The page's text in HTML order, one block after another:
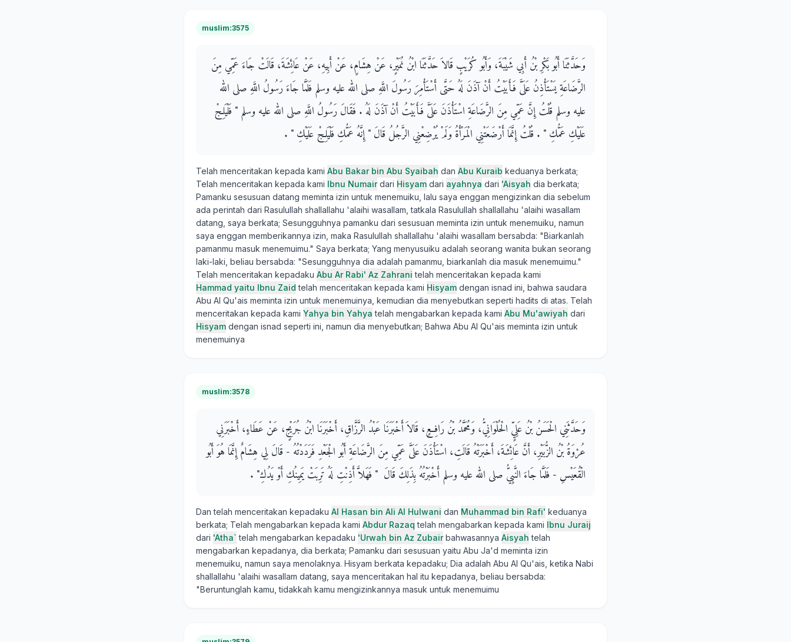
muslim:3575
وَحَدَّثَنَا أَبُو بَكْرِ بْنُ أَبِي شَيْبَةَ، وَأَبُو كُرَيْبٍ قَالاَ حَدَّثَنَا ابْنُ نُمَيْرٍ، عَنْ هِشَامٍ، عَنْ أَبِيهِ، عَنْ عَائِشَةَ، قَالَتْ جَاءَ عَمِّي مِنَ
الرَّضَاعَةِ يَسْتَأْذِنُ عَلَىَّ فَأَبَيْتُ أَنْ آذَنَ لَهُ حَتَّى أَسْتَأْمِرَ رَسُولَ اللَّهِ صلى الله عليه وسلم فَلَمَّا جَاءَ رَسُولُ اللَّهِ صلى الله
عليه وسلم قُلْتُ إِنَّ عَمِّي مِنَ الرَّضَاعَةِ اسْتَأْذَنَ عَلَىَّ فَأَبَيْتُ أَنْ آذَنَ لَهُ ‏.‏ فَقَالَ رَسُولُ اللَّهِ صلى الله عليه وسلم ‏"‏ فَلْيَلِجْ
عَلَيْكِ عَمُّكِ ‏"‏ ‏.‏ قُلْتُ إِنَّمَا أَرْضَعَتْنِي الْمَرْأَةُ وَلَمْ يُرْضِعْنِي الرَّجُلُ قَالَ ‏"‏ إِنَّهُ عَمُّكِ فَلْيَلِجْ عَلَيْكِ ‏"‏ ‏.‏
Telah menceritakan kepada kami Abu Bakar bin Abu Syaibah dan Abu Kuraib keduanya berkata;
Telah menceritakan kepada kami Ibnu Numairdari Hisyam dari ayahnya dari 'Aisyah dia berkata;
Pamanku sesusuan datang meminta izin untuk menemuiku, lalu saya enggan mengizinkan dia sebelum
ada perintah dari Rasulullah shallallahu 'alaihi wasallam, tatkala Rasulullah shallallahu 'alaihi wasallam
datang, saya berkata; Sesungguhnya pamanku dari sesusuan meminta izin untuk menemuiku, namun
saya enggan memberikannya izin, maka Rasulullah shallallahu 'alaihi wasallam bersabda: "Biarkanlah
pamanmu masuk menemuimu." Saya berkata; Yang menyusuiku adalah seorang wanita bukan seorang
laki-laki, beliau bersabda: "Sesungguhnya dia adalah pamanmu, biarkanlah dia masuk menemuimu."
Telah menceritakan kepadaku Abu Ar Rabi' Az Zahrani telah menceritakan kepada kami
Hammad yaitu Ibnu Zaid telah menceritakan kepada kami Hisyam dengan isnad ini, bahwa saudara
Abu Al Qu'ais meminta izin untuk menemuinya, kemudian dia menyebutkan seperti hadits di atas. Telah
menceritakan kepada kami Yahya bin Yahya telah mengabarkan kepada kami Abu Mu'awiyah dari
Hisyam dengan isnad seperti ini, namun dia menyebutkan; Bahwa Abu Al Qu'ais meminta izin untuk
menemuinya
muslim:3578
وَحَدَّثَنِي الْحَسَنُ بْنُ عَلِيٍّ الْحُلْوَانِيُّ، وَمُحَمَّدُ بْنُ رَافِعٍ، قَالاَ أَخْبَرَنَا عَبْدُ الرَّزَّاقِ، أَخْبَرَنَا ابْنُ جُرَيْجٍ، عَنْ عَطَاءٍ، أَخْبَرَنِي
عُرْوَةُ بْنُ الزُّبَيْرِ، أَنَّ عَائِشَةَ، أَخْبَرَتْهُ قَالَتِ، اسْتَأْذَنَ عَلَىَّ عَمِّي مِنَ الرَّضَاعَةِ أَبُو الْجَعْدِ فَرَدَدْتُهُ - قَالَ لِي هِشَامٌ إِنَّمَا هُوَ أَبُو
الْقُعَيْسِ - فَلَمَّا جَاءَ النَّبِيُّ صلى الله عليه وسلم أَخْبَرْتُهُ بِذَلِكَ قَالَ ‏ "‏ فَهَلاَّ أَذِنْتِ لَهُ تَرِبَتْ يَمِينُكِ أَوْ يَدُكِ‏"‏ ‏.‏
Dan telah menceritakan kepadaku Al Hasan bin Ali Al Hulwani dan Muhammad bin Rafi' keduanya
berkata; Telah mengabarkan kepada kami Abdur Razaq telah mengabarkan kepada kami Ibnu Juraij
dari 'Atha` telah mengabarkan kepadaku 'Urwah bin Az Zubairbahwasannya Aisyah telah
mengabarkan kepadanya, dia berkata; Pamanku dari sesusuan yaitu Abu Ja'd meminta izin
menemuiku, namun saya menolaknya. Hisyam berkata kepadaku; Dia adalah Abu Al Qu'ais, ketika Nabi
shallallahu 'alaihi wasallam datang, saya menceritakan hal itu kepadanya, beliau bersabda:
"Beruntunglah kamu, tidakkah kamu mengizinkannya masuk untuk menemuimu